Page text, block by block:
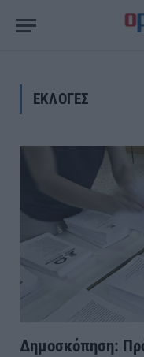
ΕΚΛΟΓΕΣ
Δημοσκόπηση: